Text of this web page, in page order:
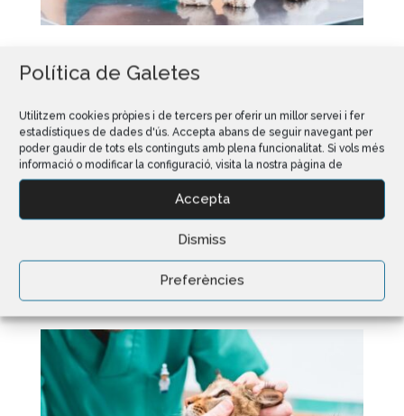
Política de Galetes
Utilitzem cookies pròpies i de tercers per oferir un millor servei i fer
estadístiques de dades d'ús. Accepta abans de seguir navegant per
poder gaudir de tots els continguts amb plena funcionalitat. Si vols més
informació o modificar la configuració, visita la nostra pàgina de
Accepta
Dismiss
Preferències